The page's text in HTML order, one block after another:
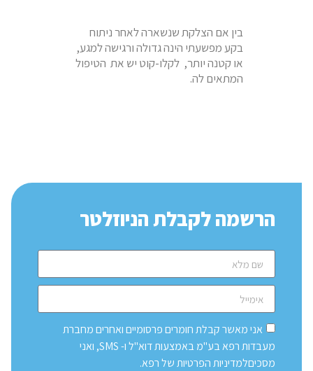
בין אם הצלקת שנשארה לאחר ניתוח
בקע מפשעתי הינה גדולה ורגישה למגע,
או קטנה יותר, לקלו-קוט יש את הטיפול
המתאים לה.
הרשמה לקבלת הניוזלטר
אני מאשר קבלת חומרים פרסומיים ואחרים מחברת
מעבדות רפא בע"מ באמצעות דוא"ל ו- SMS, ואני
מסכיםלמדיניות הפרטיות של רפא.